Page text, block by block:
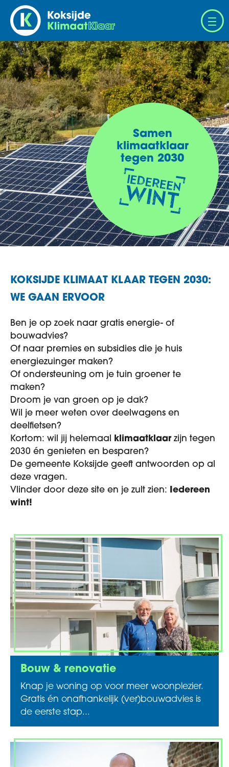
Overslaan
en
naar
de
inhoud
gaan
Samen
klimaatklaar
tegen 2030
KOKSIJDE KLIMAAT KLAAR TEGEN 2030:
WE GAAN ERVOOR
Ben je op zoek naar gratis energie- of
bouwadvies?
Of naar premies en subsidies die je huis
energiezuinger maken?
Of ondersteuning om je tuin groener te
maken?
Droom je van groen op je dak?
Wil je meer weten over deelwagens en
deelfietsen?
Kortom: wil jij helemaal
klimaatklaarzijn tegen
2030 én genieten en besparen?
De gemeente Koksijde geeft antwoorden op al
deze vragen.
Vlinder door deze site en je zult zien: Iedereen
wint!
Bouw & renovatie
Knap je woning op voor meer woonplezier.
Gratis én onafhankelijk (ver)bouwadvies is
de eerste stap...